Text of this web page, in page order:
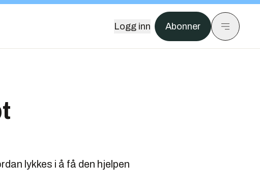
Logg inn Abonner
lykkes i å få den hjelpen